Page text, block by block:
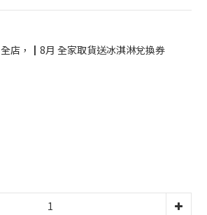
全店，┃8月 全家取貨送冰淇淋兌換券